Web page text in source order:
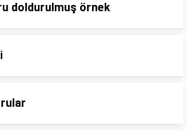
doldurulmuş örnek